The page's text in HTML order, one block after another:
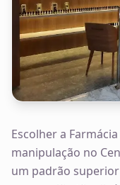
Escolher a
manipulação no
um padrão